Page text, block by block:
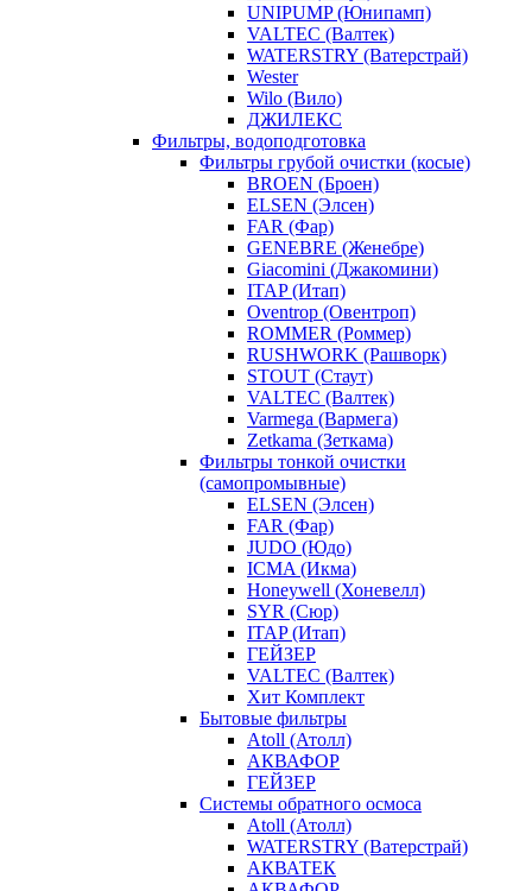
UNIPUMP (Юнипамп)
VALTEC (Валтек)
WATERSTRY (Ватерстрай)
Wester
Wilo (Вило)
ДЖИЛЕКС
Фильтры, водоподготовка
Фильтры грубой очистки (косые)
BROEN (Броен)
ELSEN (Элсен)
FAR (Фар)
GENEBRE (Женебре)
Giacomini (Джакомини)
ITAP (Итап)
Oventrop (Овентроп)
ROMMER (Роммер)
RUSHWORK (Рашворк)
STOUT (Стаут)
VALTEC (Валтек)
Varmega (Вармега)
Zetkama (Зеткама)
Фильтры тонкой очистки
(самопромывные)
ELSEN (Элсен)
FAR (Фар)
JUDO (Юдо)
ICMA (Икма)
Honeywell (Хоневелл)
SYR (Сюр)
ITAP (Итап)
ГЕЙЗЕР
VALTEC (Валтек)
Хит Комплект
Бытовые фильтры
Atoll (Атолл)
АКВАФОР
ГЕЙЗЕР
Системы обратного осмоса
Atoll (Атолл)
WATERSTRY (Ватерстрай)
АКВАТЕК